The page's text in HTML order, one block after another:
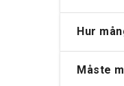
Hur
Måste